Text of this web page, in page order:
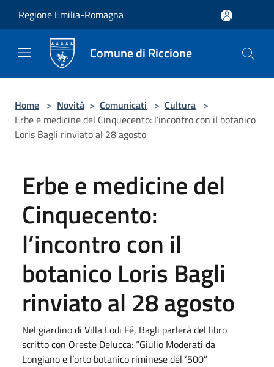
Regione Emilia-Romagna
Comune di Riccione
Home > Novità > Comunicati > Cultura >
Erbe e medicine del Cinquecento: l’incontro con il botanico
Loris Bagli rinviato al 28 agosto
Erbe e medicine del
Cinquecento:
l’incontro con il
botanico Loris Bagli
rinviato al 28 agosto
Nel giardino di Villa Lodi Fé, Bagli parlerà del libro
scritto con Oreste Delucca: “Giulio Moderati da
Longiano e l’orto botanico riminese del ‘500”